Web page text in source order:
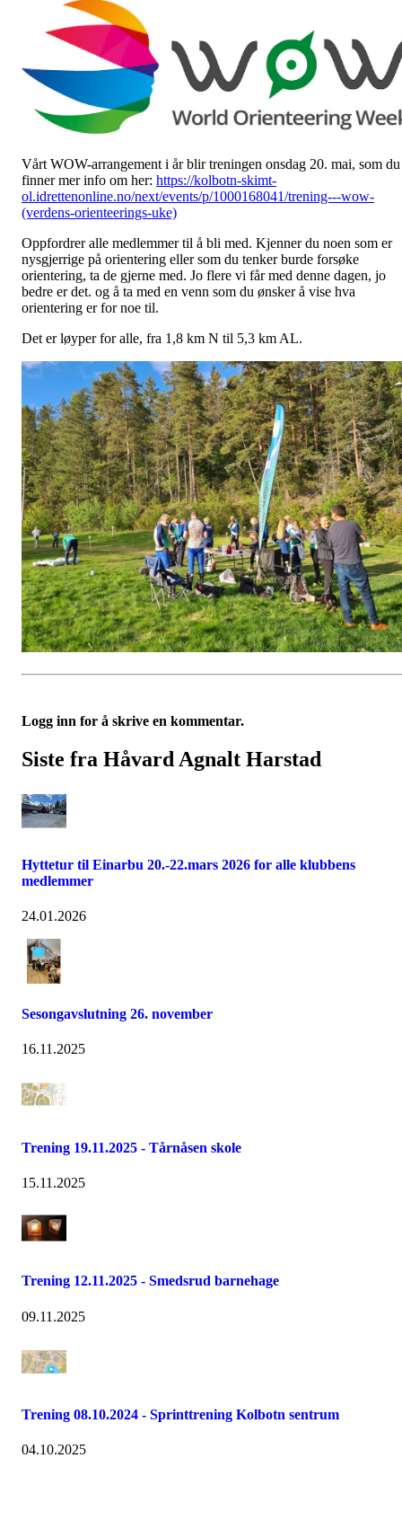
Vårt WOW-arrangement i år blir treningen onsdag 20. mai, som du
finner mer info om her: https://kolbotn-skimt-
ol.idrettenonline.no/next/events/p/1000168041/trening---wow-
(verdens-orienteerings-uke)
Oppfordrer alle medlemmer til å bli med. Kjenner du noen som er
nysgjerrige på orientering eller som du tenker burde forsøke
orientering, ta de gjerne med. Jo flere vi får med denne dagen, jo
bedre er det. og å ta med en venn som du ønsker å vise hva
orientering er for noe til.
Det er løyper for alle, fra 1,8 km N til 5,3 km AL.
Logg inn for å skrive en kommentar.
Siste fra Håvard Agnalt Harstad
Hyttetur til Einarbu 20.-22.mars 2026 for alle klubbens
medlemmer
24.01.2026
Sesongavslutning 26. november
16.11.2025
Trening 19.11.2025 - Tårnåsen skole
15.11.2025
Trening 12.11.2025 - Smedsrud barnehage
09.11.2025
Trening 08.10.2024 - Sprinttrening Kolbotn sentrum
04.10.2025